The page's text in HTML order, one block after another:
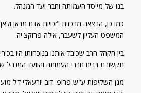
בנו של מייסד העמותה וחבר ועד המנהל.
כמו כן, הרצאה מרכזית "זכויות אדם מבאן
המשפט העליון לשעבר, אילה פרוקצ'יה.
בין הקהל הרב שכיבד אותנו בנוכחותו היו
תקשורת רבים חברי העמותה והוועד המנהל